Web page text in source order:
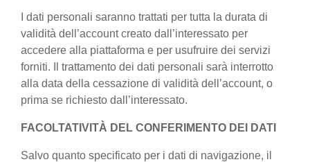
I dati personali saranno trattati per tutta la durata di
validità dell’account creato dall’interessato per
accedere alla piattaforma e per usufruire dei servizi
forniti. Il trattamento dei dati personali sarà interrotto
alla data della cessazione di validità dell’account, o
prima se richiesto dall’interessato.
FACOLTATIVITÀ DEL CONFERIMENTO DEI DATI
Salvo quanto specificato per i dati di navigazione, il